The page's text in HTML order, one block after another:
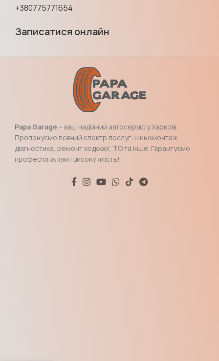
+380775771654
Записатися онлайн
Papa Garage – ваш надійний автосервіс у Харкові.
Пропонуємо повний спектр послуг: шиномонтаж,
діагностика, ремонт ходової, ТО та інше. Гарантуємо
професіоналізм і високу якість!